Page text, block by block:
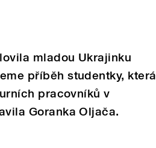
mladou Ukrajinku
příběh studentky, která
pracovníků v
Goranka Oljača.